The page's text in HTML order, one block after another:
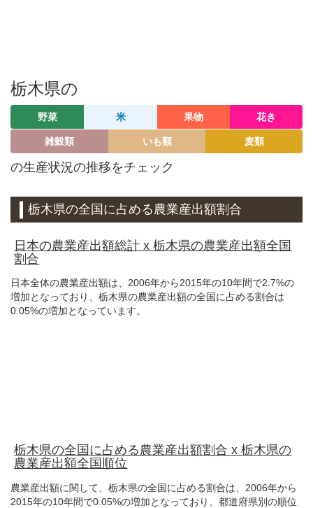
栃木県の
野菜 米 果物 花き
雑穀類 いも類 麦類
の生産状況の推移をチェック
栃木県の全国に占める農業産出額割合
日本の農業産出額総計 x 栃木県の農業産出額全国
割合
日本全体の農業産出額は、2006年から2015年の10年間で2.7%の
増加となっており、栃木県の農業産出額の全国に占める割合は
0.05%の増加となっています。
栃木県の全国に占める農業産出額割合 x 栃木県の
農業産出額全国順位
農業産出額に関して、栃木県の全国に占める割合は、2006年から
2015年の10年間で0.05%の増加となっており、都道府県別の順位